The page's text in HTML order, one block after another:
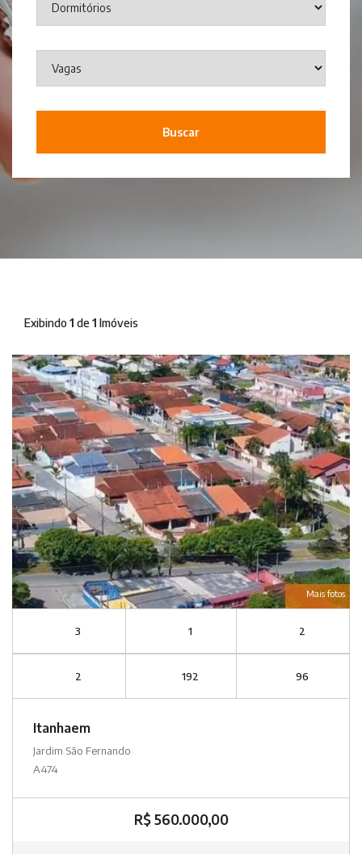
Buscar
Exibindo 1 de1 Imóveis
Mais fotos
3 1 2
2 192 96
Itanhaem
Jardim São Fernando
A474
R$ 560.000,00